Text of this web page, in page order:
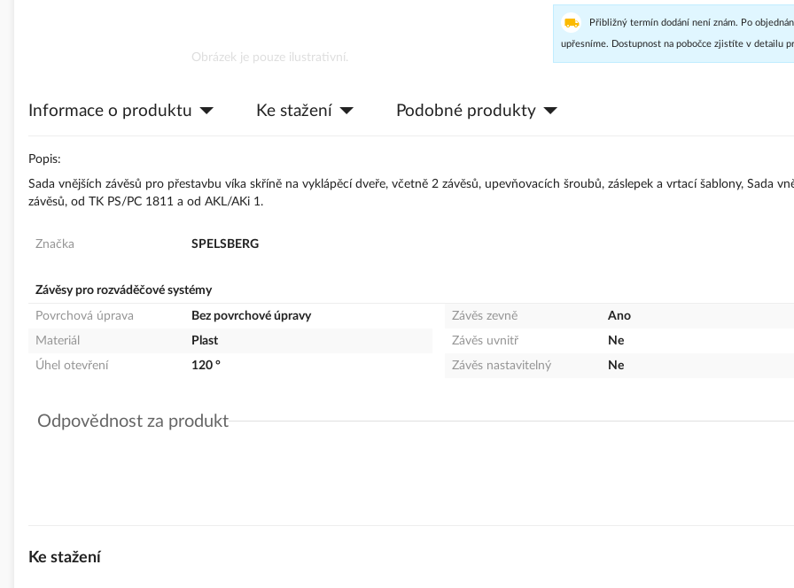
galerie
Obrázek je pouze ilustrativní.
Přibližný termín dodání není znám. Po
upřesníme. Dostupnost na pobočce zjistíte v detailu
Informace o produktu Ke stažení Podobné produkty
Popis:
Sada vnějších závěsů pro přestavbu víka skříně na vyklápěcí dveře, včetně 2 závěsů, upevňovacích šroubů, záslepek a vrtací šablony, Sada
závěsů, od TK PS/PC 1811 a od AKL/AKi 1.
Značka SPELSBERG
Závěsy pro rozváděčové systémy
Povrchová úprava
Bez povrchové úpravy
Materiál
Plast
Úhel otevření
120 °
Závěs zevně
Ano
Závěs uvnitř
Ne
Závěs nastavitelný
Ne
GPSR Details
Odpovědnost za produkt
www.spelsberg.cz
Ke stažení